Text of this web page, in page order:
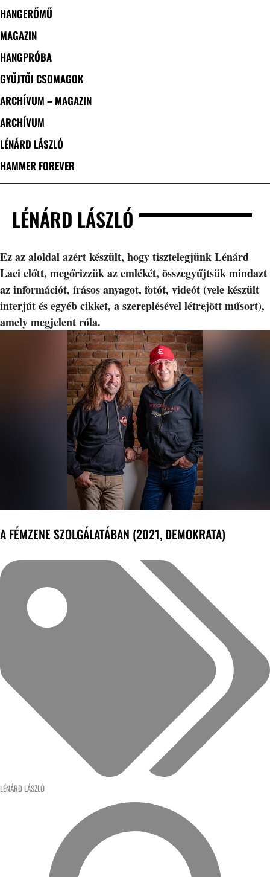
HANGERŐMŰ
MAGAZIN
HANGPRÓBA
GYŰJTŐI CSOMAGOK
ARCHÍVUM – MAGAZIN
ARCHÍVUM
LÉNÁRD LÁSZLÓ
HAMMER FOREVER
LÉNÁRD LÁSZLÓ
Ez az aloldal azért készült, hogy tisztelegjünk Lénárd
Laci előtt, megőrizzük az emlékét, összegyűjtsük mindazt
az információt, írásos anyagot, fotót, videót (vele készült
interjút és egyéb cikket, a szereplésével létrejött műsort),
amely megjelent róla.
A FÉMZENE SZOLGÁLATÁBAN (2021, DEMOKRATA)
LÉNÁRD LÁSZLÓ